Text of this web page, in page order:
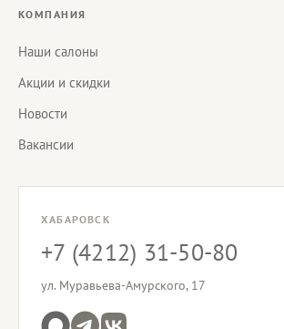
КОМПАНИЯ
Наши салоны
Акции и скидки
Новости
Вакансии
ХАБАРОВСК
+7 (4212) 31-50-80
ул. Муравьева-Амурского, 17